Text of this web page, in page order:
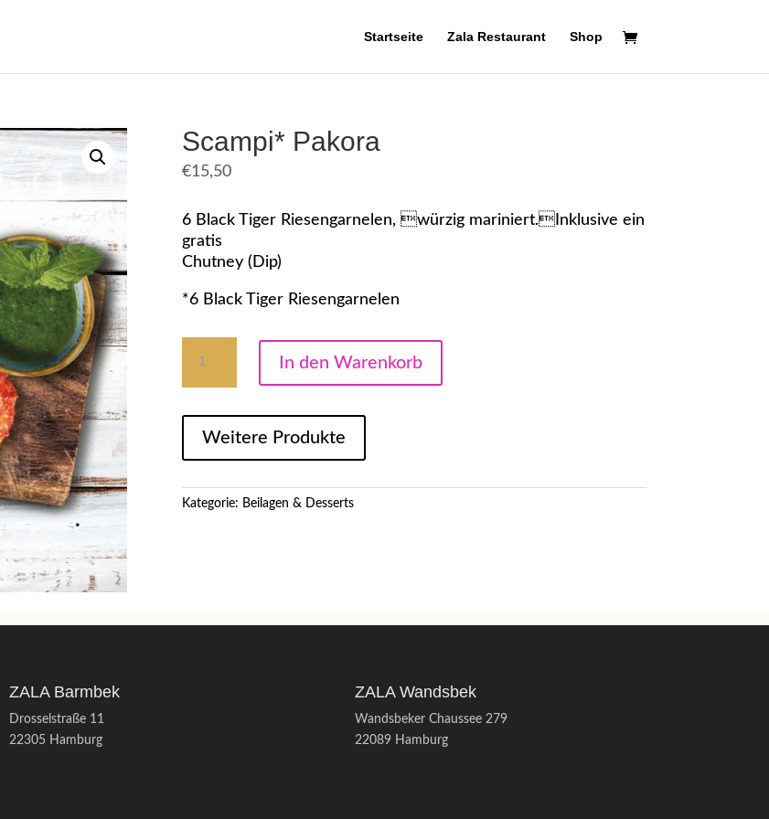
Startseite Zala Restaurant Shop
Scampi* Pakora
€15,50
6 Black Tiger Riesengarnelen, würzig mariniert.Inklusive ein
gratis
Chutney (Dip)
*6 Black Tiger Riesengarnelen
Pakora
Menge
In den Warenkorb
Weitere Produkte
Kategorie: Beilagen & Desserts
ZALA Barmbek
Drosselstraße 11
22305 Hamburg
ZALA Wandsbek
Wandsbeker Chaussee 279
22089 Hamburg